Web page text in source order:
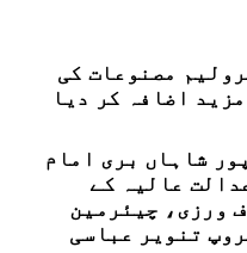
مصنوعات کی
اضافہ کر دیا
شاہاں بری امام
عالیہ کے
ورزی، چیئرمین
تنویر عباسی